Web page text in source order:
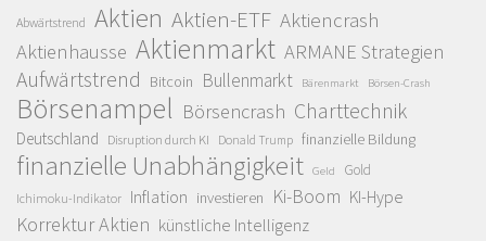
Abwärtstrend Aktien Aktien-ETF Aktiencrash
Aktienhausse Aktienmarkt ARMANE Strategien
Aufwärtstrend Bitcoin Bullenmarkt Bärenmarkt Börsen-Crash
Börsenampel Börsencrash Charttechnik
Deutschland Disruption durch KI Donald Trump finanzielle Bildung
finanzielle Unabhängigkeit Geld Gold
Ichimoku-Indikator Inflation investieren Ki-Boom KI-Hype
Korrektur Aktien künstliche Intelligenz